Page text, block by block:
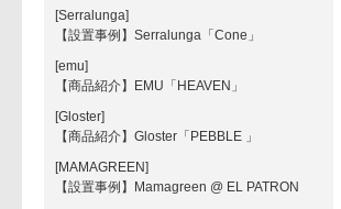
[Serralunga]
【設置事例】Serralunga「Cone」
[emu]
【商品紹介】EMU「HEAVEN」
[Gloster]
【商品紹介】Gloster「PEBBLE 」
[MAMAGREEN]
【設置事例】Mamagreen @ EL PATRON